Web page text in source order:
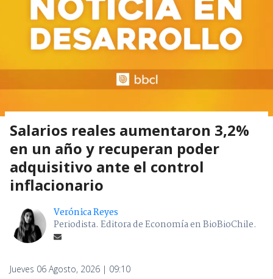
Salarios reales aumentaron 3,2%
en un año y recuperan poder
adquisitivo ante el control
inflacionario
Verónica Reyes
Periodista. Editora de Economía en BioBioChile.
Jueves 06 Agosto, 2026 | 09:10